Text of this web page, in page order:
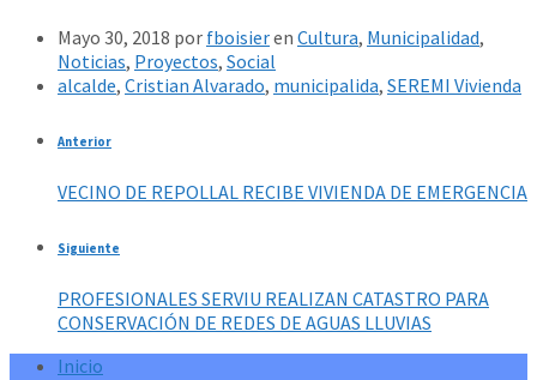
Mayo 30, 2018 por fboisieren Cultura, Municipalidad,
Noticias, Proyectos, Social
alcalde, Cristian Alvarado, municipalida, SEREMI Vivienda
Anterior
VECINO DE REPOLLAL RECIBE VIVIENDA DE EMERGENCIA
Siguiente
PROFESIONALES SERVIU REALIZAN CATASTRO PARA
CONSERVACIÓN DE REDES DE AGUAS LLUVIAS
Inicio